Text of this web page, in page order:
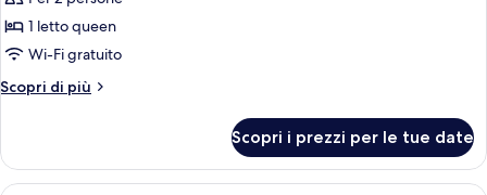
per
Suite
Junior
1 letto queen
Wi-Fi gratuito
Scopri di più
Altri
Junior
Scopri i prezzi per le tue date